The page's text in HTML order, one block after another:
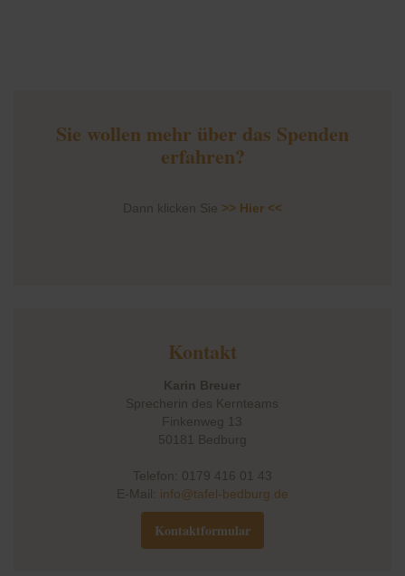
Sie wollen mehr über das Spenden
erfahren?
Dann klicken Sie >> Hier <<
Kontakt
Karin Breuer
Sprecherin des Kernteams
Finkenweg 13
50181 Bedburg
Telefon: 0179 416 01 43
E-Mail: info@tafel-bedburg.de
Kontaktformular